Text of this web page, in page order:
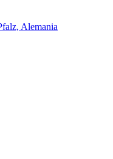
Alemania